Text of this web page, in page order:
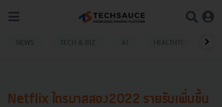
NEWS TECH & BIZ AI HEALTHTECH
Netflix ไตรมาสสอง2022 รายรับเพิ่มขึ้น